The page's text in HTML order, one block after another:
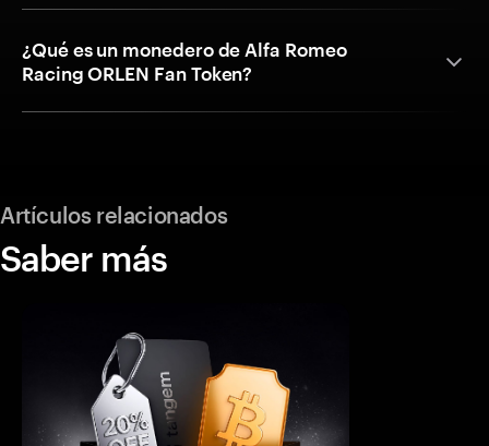
¿Qué es un monedero de Alfa Romeo
Racing ORLEN Fan Token?
Artículos relacionados
Saber más